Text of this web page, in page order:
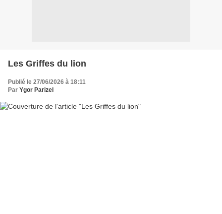
Les Griffes du lion
Publié le 27/06/2026 à 18:11
Par Ygor Parizel